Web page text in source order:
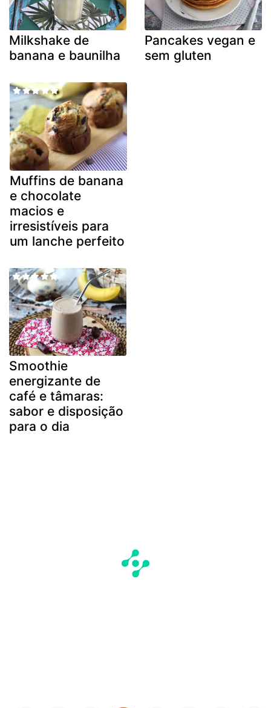
Milkshake de
banana e baunilha
Pancakes vegan e
sem gluten
Muffins de banana
e chocolate
macios e
irresistíveis para
um lanche perfeito
Smoothie
energizante de
café e tâmaras:
sabor e disposição
para o dia